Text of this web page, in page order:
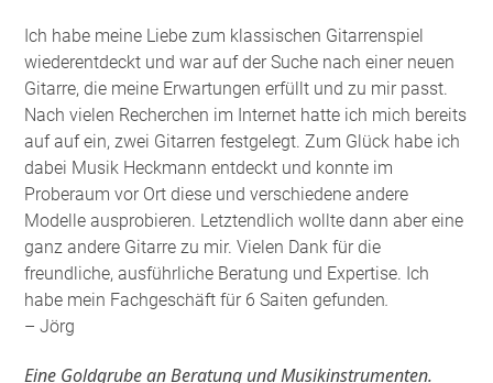
Ich habe meine Liebe zum klassischen Gitarrenspiel
wiederentdeckt und war auf der Suche nach einer neuen
Gitarre, die meine Erwartungen erfüllt und zu mir passt.
Nach vielen Recherchen im Internet hatte ich mich bereits
auf auf ein, zwei Gitarren festgelegt. Zum Glück habe ich
dabei Musik Heckmann entdeckt und konnte im
Proberaum vor Ort diese und verschiedene andere
Modelle ausprobieren. Letztendlich wollte dann aber eine
ganz andere Gitarre zu mir. Vielen Dank für die
freundliche, ausführliche Beratung und Expertise. Ich
habe mein Fachgeschäft für 6 Saiten gefunden.
– Jörg
Eine Goldgrube an Beratung und Musikinstrumenten.